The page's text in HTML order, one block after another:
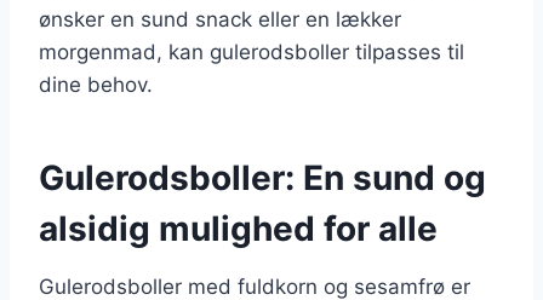
ønsker en sund snack eller en lækker
morgenmad, kan gulerodsboller tilpasses til
dine behov.
Gulerodsboller: En sund og
alsidig mulighed for alle
Gulerodsboller med fuldkorn og sesamfrø er